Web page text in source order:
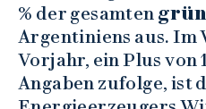
% der gesamten
Argentiniens aus. Im
Vorjahr, ein Plus von
Angaben zufolge, ist